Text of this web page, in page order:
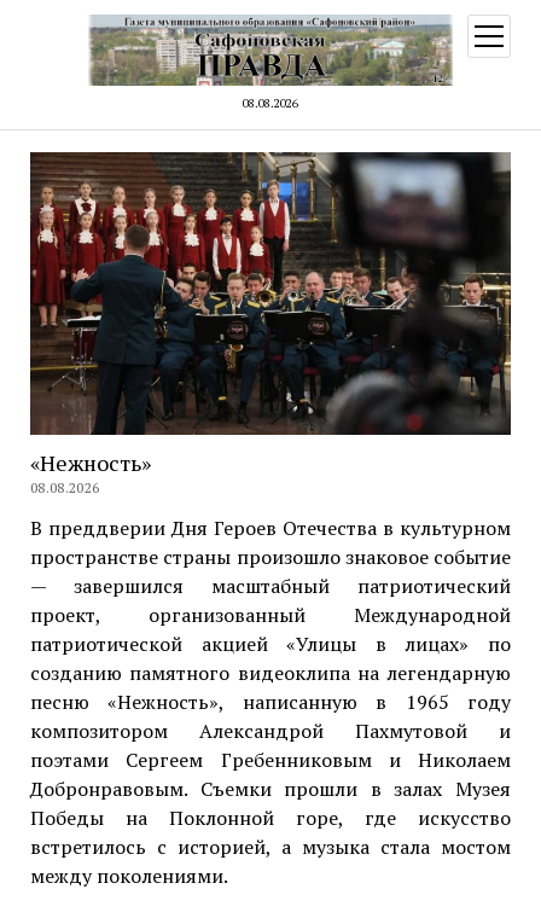
08.08.2026
меню
«Нежность»
08.08.2026
В преддверии Дня Героев Отечества в культурном
пространстве страны произошло знаковое событие
— завершился масштабный патриотический
проект, организованный Международной
патриотической акцией «Улицы в лицах» по
созданию памятного видеоклипа на легендарную
песню «Нежность», написанную в 1965 году
композитором Александрой Пахмутовой и
поэтами Сергеем Гребенниковым и Николаем
Добронравовым. Съемки прошли в залах Музея
Победы на Поклонной горе, где искусство
встретилось с историей, а музыка стала мостом
между поколениями.